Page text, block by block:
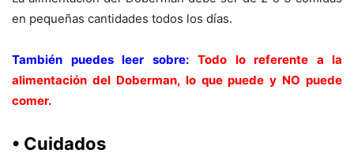
en pequeñas cantidades todos los días.
También puedes leer sobre:
Todo lo referente a la
alimentación del Doberman, lo que puede y NO puede
comer.
• Cuidados